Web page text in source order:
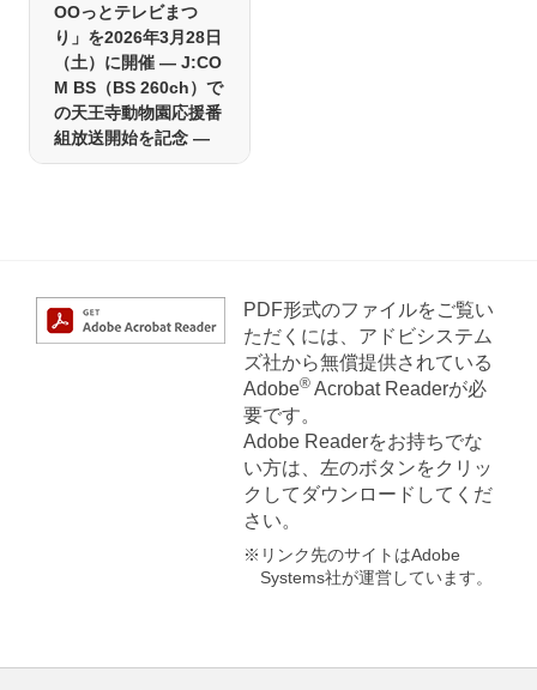
OOっとテレビまつ
り」を2026年3月28日
（土）に開催 ― J:CO
M BS（BS 260ch）で
の天王寺動物園応援番
組放送開始を記念 ―
PDF形式のファイルをご覧い
ただくには、アドビシステム
ズ社から無償提供されている
Adobe®Acrobat Readerが必
要です。
Adobe Readerをお持ちでな
い方は、左のボタンをクリッ
クしてダウンロードしてくだ
さい。
※リンク先のサイトはAdobe
Systems社が運営しています。